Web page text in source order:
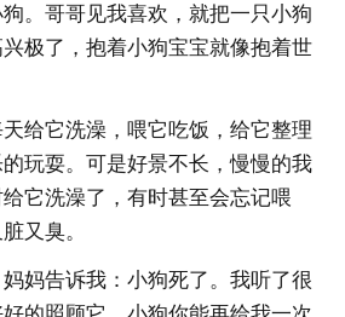
。哥哥见我喜欢，就把一只小狗
极了，抱着小狗宝宝就像抱着世
给它洗澡，喂它吃饭，给它整理
玩耍。可是好景不长，慢慢的我
它洗澡了，有时甚至会忘记喂
又臭。
妈告诉我：小狗死了。我听了很